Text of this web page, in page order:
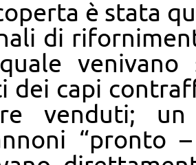
è stata
di
venivano
dei capi
venduti;
“pronto